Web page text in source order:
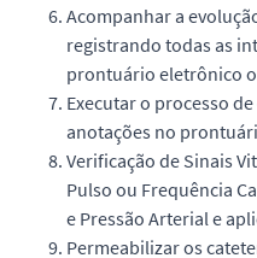
Acompanhar a
registrando todas as
prontuário eletrônico
Executar o processo
anotações no
Verificação de Sinais
Pulso ou Frequência
e Pressão Arterial e
Permeabilizar os